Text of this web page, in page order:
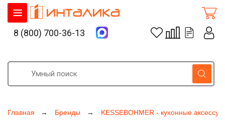
Главная Бренды KESSEBOHMER - кухонные
8 (800) 700-36-13